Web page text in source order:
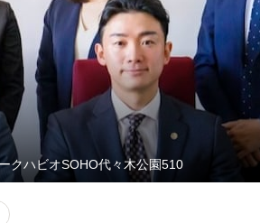
ハビオSOHO代々木公園510